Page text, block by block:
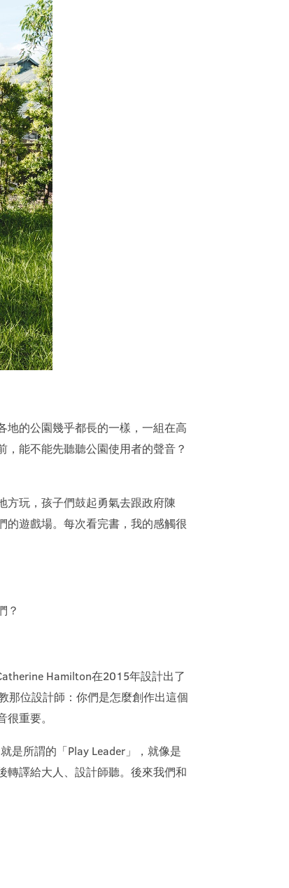
地的公園幾乎都長的一樣，一組在高
能不能先聽聽公園使用者的聲音？
方玩，孩子們鼓起勇氣去跟政府陳
的遊戲場。每次看完書，我的感觸很
？
Hamilton在2015年設計出了
那位設計師：你們是怎麼創作出這個
重要。
是所謂的「Play Leader」，就像是
轉譯給大人、設計師聽。後來我們和